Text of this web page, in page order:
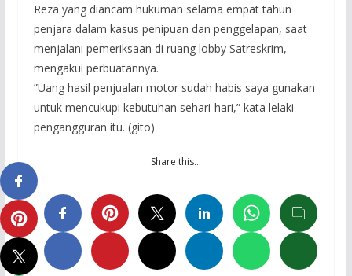
Reza yang diancam hukuman selama empat tahun
penjara dalam kasus penipuan dan penggelapan, saat
menjalani pemeriksaan di ruang lobby Satreskrim,
mengakui perbuatannya.
”Uang hasil penjualan motor sudah habis saya gunakan
untuk mencukupi kebutuhan sehari-hari,” kata lelaki
pengangguran itu. (gito)
Share this…